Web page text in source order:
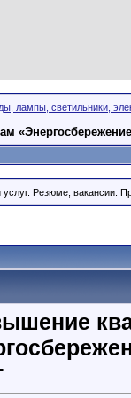
лампы, светильники,
Резюме, вакансии.